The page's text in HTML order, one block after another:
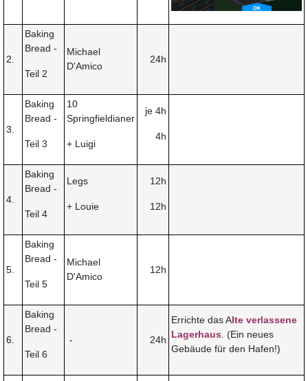
2.
Baking
Bread -
Teil 2
Michael
D'Amico
24h
3.
Baking
Bread -
Teil 3
10
Springfieldianer
+ Luigi
je 4h
4h
4.
Baking
Bread -
Teil 4
Legs
+ Louie
12h
12h
5.
Baking
Bread -
Teil 5
Michael
D'Amico
12h
6.
Baking
Bread -
Teil 6
- 24h
Errichte das Alte verlassene
Lagerhaus. (Ein neues
Gebäude für den Hafen!)